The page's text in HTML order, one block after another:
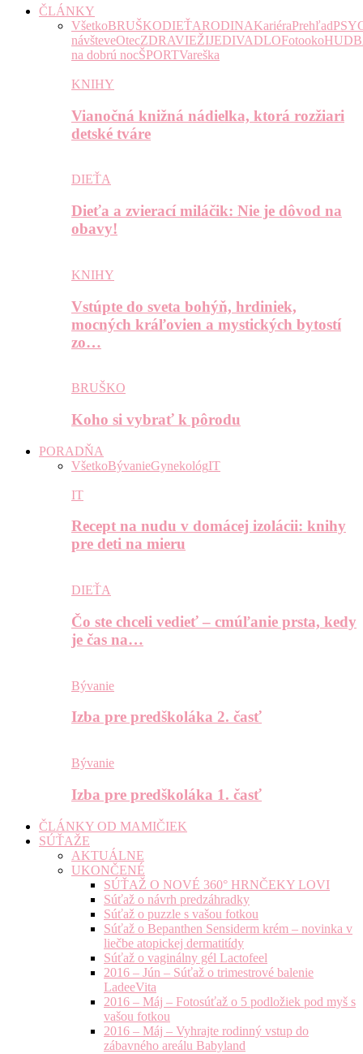
ČLÁNKY
VšetkoBRUŠKODIEŤARODINAKariéraPrehľad
návšteveOtecZDRAVIEŽIJEDIVADLOFotooko
na dobrú nocŠPORTVareška
KNIHY
Vianočná knižná nádielka, ktorá rozžiari
detské tváre
DIEŤA
Dieťa a zvierací miláčik: Nie je dôvod na
obavy!
KNIHY
Vstúpte do sveta bohýň, hrdiniek,
mocných kráľovien a mystických bytostí
zo…
BRUŠKO
Koho si vybrať k pôrodu
PORADŇA
VšetkoBývanieGynekológIT
IT
Recept na nudu v domácej izolácii: knihy
pre deti na mieru
DIEŤA
Čo ste chceli vedieť – cmúľanie prsta, kedy
je čas na…
Bývanie
Izba pre predškoláka 2. časť
Bývanie
Izba pre predškoláka 1. časť
ČLÁNKY OD MAMIČIEK
SÚŤAŽE
AKTUÁLNE
UKONČENÉ
SÚŤAŽ O NOVÉ 360° HRNČEKY LOVI
Súťaž o návrh predzáhradky
Súťaž o puzzle s vašou fotkou
Súťaž o Bepanthen Sensiderm krém – novinka v
liečbe atopickej dermatitídy
Súťaž o vaginálny gél Lactofeel
2016 – Jún – Súťaž o trimestrové balenie
LadeeVita
2016 – Máj – Fotosúťaž o 5 podložiek pod myš s
vašou fotkou
2016 – Máj – Vyhrajte rodinný vstup do
zábavného areálu Babyland